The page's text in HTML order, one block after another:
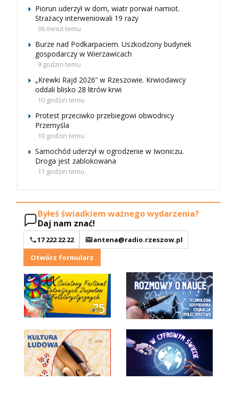
Piorun uderzył w dom, wiatr porwał namiot.
Strażacy interweniowali 19 razy
36 minut temu
Burze nad Podkarpaciem. Uszkodzony budynek
gospodarczy w Wierzawicach
9 godzin temu
„Krewki Rajd 2026” w Rzeszowie. Krwiodawcy
oddali blisko 28 litrów krwi
10 godzin temu
Protest przeciwko przebiegowi obwodnicy
Przemyśla
10 godzin temu
Samochód uderzył w ogrodzenie w Iwoniczu.
Droga jest zablokowana
11 godzin temu
Byłeś świadkiem ważnego wydarzenia?
Daj nam znać!
17 222 22 22
antena@radio.rzeszow.pl
Otwórz formularz